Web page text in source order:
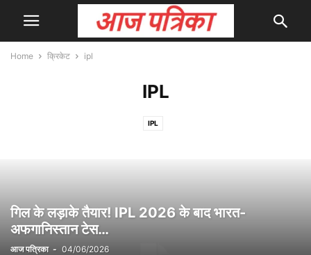
Home क्रिकेट ipl
IPL
IPL
गिल के लड़ाके तैयार! IPL 2026 के बाद भारत-
अफगानिस्तान टेस…
आज पत्रिका - 04/06/2026